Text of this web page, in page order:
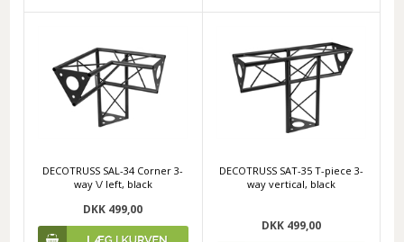
DECOTRUSS SAL-34 Corner 3-
way \/ left, black
DKK 499,00
DECOTRUSS SAT-35 T-piece 3-
way vertical, black
DKK 499,00